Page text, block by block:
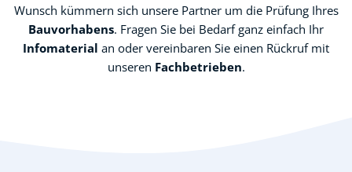
Wunsch kümmern sich unsere Partner um die Prüfung Ihres
Bauvorhabens. Fragen Sie bei Bedarf ganz einfach Ihr
Infomaterial an oder vereinbaren Sie einen Rückruf mit
unseren Fachbetrieben.